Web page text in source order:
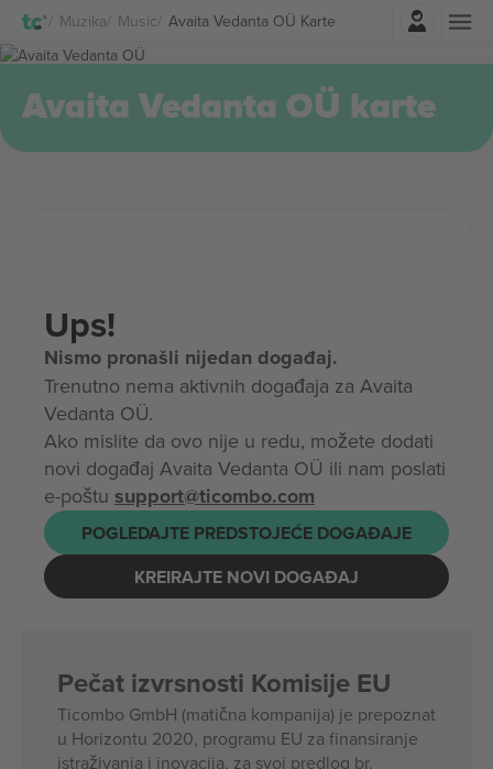
Muzika Music Avaita Vedanta OÜ Karte
Najavite se
Avaita Vedanta OÜ karte
Ups!
Nismo pronašli nijedan događaj.
Trenutno nema aktivnih događaja za Avaita
Vedanta OÜ.
Ako mislite da ovo nije u redu, možete dodati
novi događaj Avaita Vedanta OÜ ili nam poslati
e-poštu support@ticombo.com
POGLEDAJTE PREDSTOJEĆE DOGAĐAJE
KREIRAJTE NOVI DOGAĐAJ
Pečat izvrsnosti Komisije EU
Ticombo GmbH (matična kompanija) je prepoznat
u Horizontu 2020, programu EU za finansiranje
istraživanja i inovacija, za svoj predlog br.